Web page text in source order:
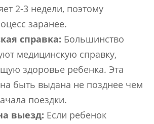
2-3 недели, поэтому
заранее.
справка: Большинство
медицинскую справку,
здоровье ребенка. Эта
быть выдана не позднее чем
поездки.
выезд: Если ребенок